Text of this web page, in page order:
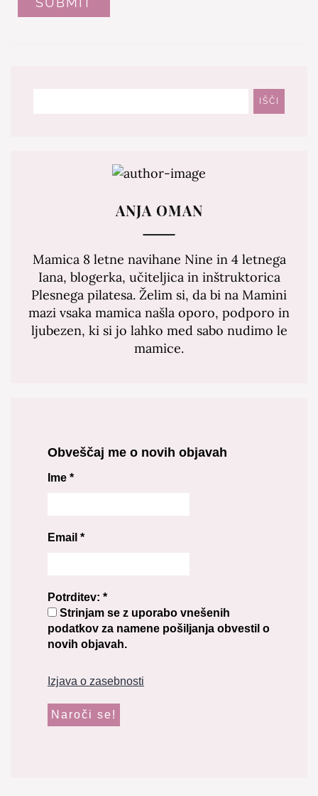
IŠČI
ANJA OMAN
Mamica 8 letne navihane Nine in 4 letnega
Iana, blogerka, učiteljica in inštruktorica
Plesnega pilatesa. Želim si, da bi na Mamini
mazi vsaka mamica našla oporo, podporo in
ljubezen, ki si jo lahko med sabo nudimo le
mamice.
Obveščaj me o novih objavah
Ime *
Email *
Potrditev: *
Strinjam se z uporabo vnešenih
podatkov za namene pošiljanja obvestil o
novih objavah.
Izjava o zasebnosti